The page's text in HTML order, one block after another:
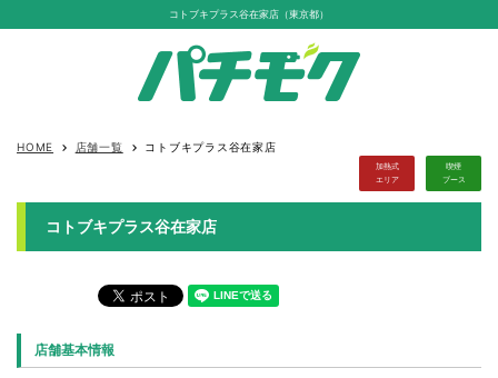
コトブキプラス谷在家店（東京都）
HOME keyboard_arrow_right 店舗一覧 keyboard_arrow_right コトブキプラス谷在家店
加熱式
エリア
喫煙
ブース
コトブキプラス谷在家店
店舗基本情報